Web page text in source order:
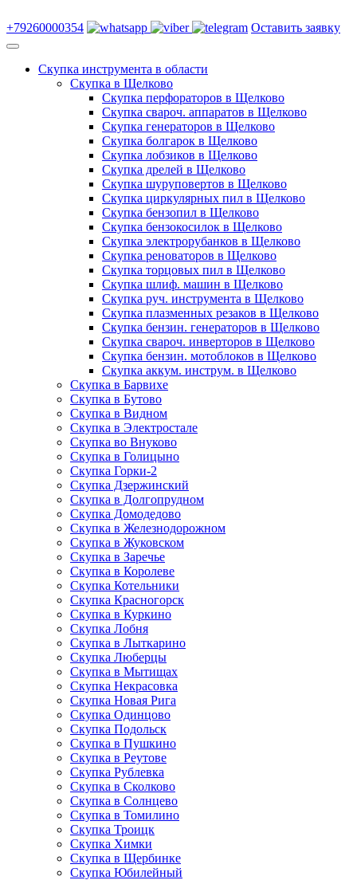
+79260000354 Оставить заявку
Скупка инструмента в области
Скупка в Щелково
Скупка перфораторов в Щелково
Скупка свароч. аппаратов в Щелково
Скупка генераторов в Щелково
Скупка болгарок в Щелково
Скупка лобзиков в Щелково
Скупка дрелей в Щелково
Скупка шуруповертов в Щелково
Скупка циркулярных пил в Щелково
Скупка бензопил в Щелково
Скупка бензокосилок в Щелково
Скупка электрорубанков в Щелково
Скупка реноваторов в Щелково
Скупка торцовых пил в Щелково
Скупка шлиф. машин в Щелково
Скупка руч. инструмента в Щелково
Скупка плазменных резаков в Щелково
Скупка бензин. генераторов в Щелково
Скупка свароч. инверторов в Щелково
Скупка бензин. мотоблоков в Щелково
Скупка аккум. инструм. в Щелково
Скупка в Барвихе
Скупка в Бутово
Скупка в Видном
Скупка в Электростале
Скупка во Внуково
Скупка в Голицыно
Скупка Горки-2
Скупка Дзержинский
Скупка в Долгопрудном
Скупка Домодедово
Скупка в Железнодорожном
Скупка в Жуковском
Скупка в Заречье
Скупка в Королеве
Скупка Котельники
Скупка Красногорск
Скупка в Куркино
Скупка Лобня
Скупка в Лыткарино
Скупка Люберцы
Скупка в Мытищах
Скупка Некрасовка
Скупка Новая Рига
Скупка Одинцово
Скупка Подольск
Скупка в Пушкино
Скупка в Реутове
Скупка Рублевка
Скупка в Сколково
Скупка в Солнцево
Скупка в Томилино
Скупка Троицк
Скупка Химки
Скупка в Щербинке
Скупка Юбилейный